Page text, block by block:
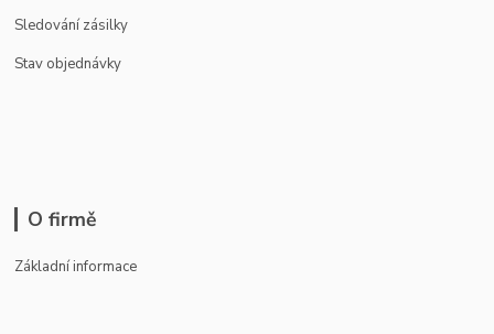
Sledování zásilky
Stav objednávky
O firmě
Základní informace